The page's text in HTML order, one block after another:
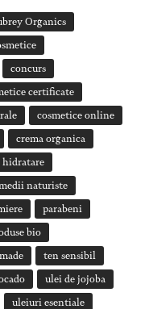
Organics
concurs
certificate
cosmetice online
crema organica
hidratare
naturiste
parabeni
bio
ten sensibil
ulei de jojoba
uleiuri esentiale